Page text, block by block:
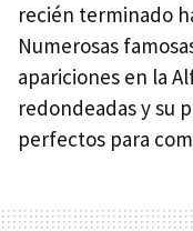
recién terminado
Numerosas
apariciones en la
redondeadas y su
perfectos para